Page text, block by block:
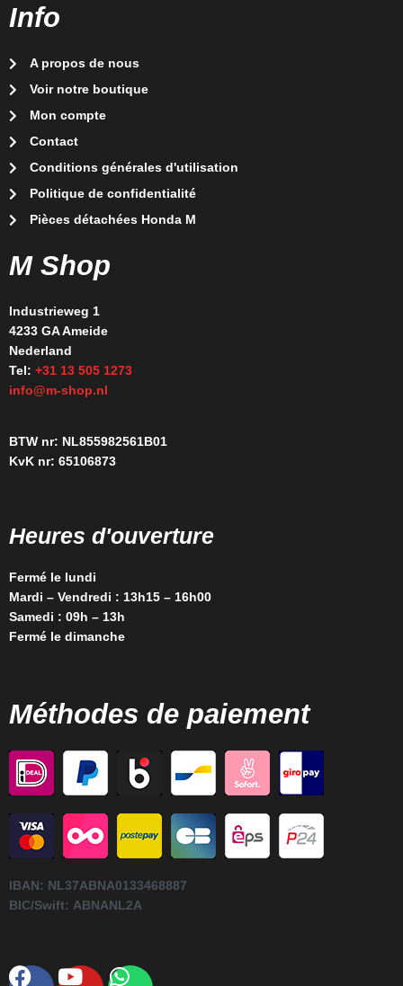
Info
A propos de nous
Voir notre boutique
Mon compte
Contact
Conditions générales d'utilisation
Politique de confidentialité
Pièces détachées Honda M
M Shop
Industrieweg 1
4233 GA Ameide
Nederland
Tel: +31 13 505 1273
info@m-shop.nl
BTW nr: NL855982561B01
KvK nr: 65106873
Heures d'ouverture
Fermé le lundi
Mardi – Vendredi : 13h15 – 16h00
Samedi : 09h – 13h
Fermé le dimanche
Méthodes de paiement
IBAN: NL37ABNA0133468887
BIC/Swift: ABNANL2A
Facebook
YoutubeWhatsapp